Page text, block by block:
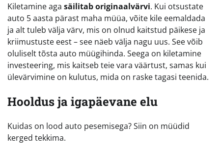
Kiletamine aga säilitab originaalvärvi. Kui otsustate
auto 5 aasta pärast maha müüa, võite kile eemaldada
ja alt tuleb välja värv, mis on olnud kaitstud päikese ja
kriimustuste eest – see näeb välja nagu uus. See võib
oluliselt tõsta auto müügihinda. Seega on kiletamine
investeering, mis kaitseb teie vara väärtust, samas kui
ülevärvimine on kulutus, mida on raske tagasi teenida.
Hooldus ja igapäevane elu
Kuidas on lood auto pesemisega? Siin on müüdid
kerged tekkima.